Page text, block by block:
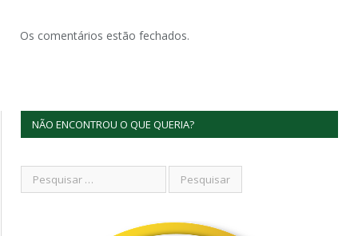
Os comentários estão fechados.
NÃO ENCONTROU O QUE QUERIA?